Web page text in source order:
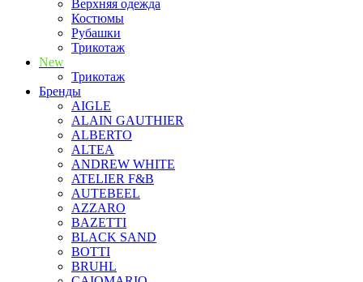
Верхняя одежда
Костюмы
Рубашки
Трикотаж
New
Трикотаж
Бренды
AIGLE
ALAIN GAUTHIER
ALBERTO
ALTEA
ANDREW WHITE
ATELIER F&B
AUTEBEEL
AZZARO
BAZETTI
BLACK SAND
BOTTI
BRUHL